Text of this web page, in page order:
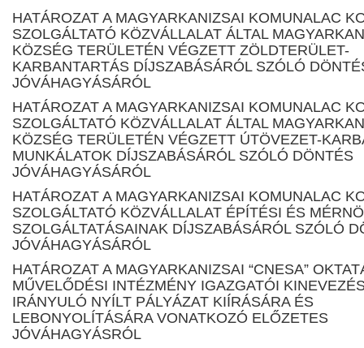
HATÁROZAT A MAGYARKANIZSAI KOMUNALAC
SZOLGÁLTATÓ KÖZVÁLLALAT ÁLTAL
KÖZSÉG TERÜLETÉN VÉGZETT ZÖLDTERÜLET-
KARBANTARTÁS DÍJSZABÁSÁRÓL SZÓLÓ
JÓVÁHAGYÁSÁRÓL
HATÁROZAT A MAGYARKANIZSAI KOMUNALAC
SZOLGÁLTATÓ KÖZVÁLLALAT ÁLTAL
KÖZSÉG TERÜLETÉN VÉGZETT ÚTÖVEZET-
MUNKÁLATOK DÍJSZABÁSÁRÓL SZÓLÓ DÖNTÉS
JÓVÁHAGYÁSÁRÓL
HATÁROZAT A MAGYARKANIZSAI KOMUNALAC
SZOLGÁLTATÓ KÖZVÁLLALAT ÉPÍTÉSI ÉS
SZOLGÁLTATÁSAINAK DÍJSZABÁSÁRÓL SZÓLÓ
JÓVÁHAGYÁSÁRÓL
HATÁROZAT A MAGYARKANIZSAI “CNESA”
MŰVELŐDÉSI INTÉZMÉNY IGAZGATÓI
IRÁNYULÓ NYÍLT PÁLYÁZAT KIÍRÁSÁRA ÉS
LEBONYOLÍTÁSÁRA VONATKOZÓ ELŐZETES
JÓVÁHAGYÁSRÓL